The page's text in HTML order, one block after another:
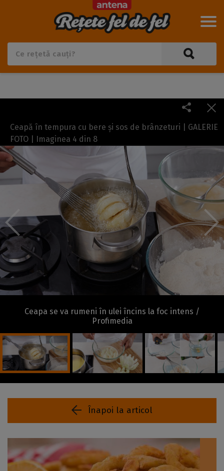
Ceapă în tempura cu bere și sos de brânzeturi | GALERIE
FOTO | Imaginea 4 din 8
Ceapa se va rumeni în ulei încins la foc intens /
Profimedia
Înapoi la articol